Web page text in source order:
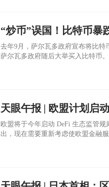
“炒币”误国！比特币暴
去年9月，萨尔瓦多政府宣布将比特
萨尔瓦多政府随后大举买入比特币。
天眼午报 | 欧盟计划启
欧盟将于今年启动 DeFi 生态监管
出，现在需要重新考虑使欧盟金融